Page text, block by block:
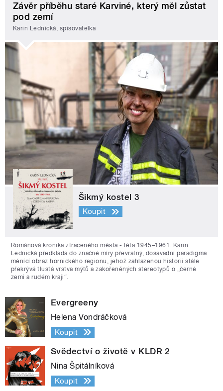
Závěr příběhu staré Karviné, který měl zůstat
pod zemí
Karin Lednická, spisovatelka
Šikmý kostel 3
Koupit
Románová kronika ztraceného města - léta 1945–1961. Karin
Lednická předkládá do značné míry převratný, dosavadní paradigma
měnící obraz hornického regionu, jehož zahlazenou historii stále
překrývá tlustá vrstva mýtů a zakořeněných stereotypů o „černé
zemi a rudém kraji“.
Evergreeny
Helena Vondráčková
Koupit
Svědectví o životě v KLDR 2
Nina Špitálníková
Koupit